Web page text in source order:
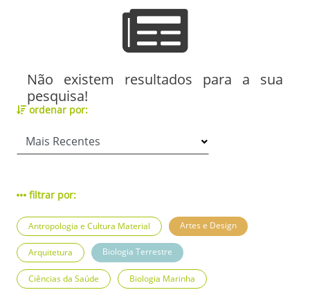
Não existem resultados para a sua
pesquisa!
ordenar por:
filtrar por:
Antropologia e Cultura Material Artes e Design
Arquitetura Biologia Terrestre
Ciências da Saúde Biologia Marinha